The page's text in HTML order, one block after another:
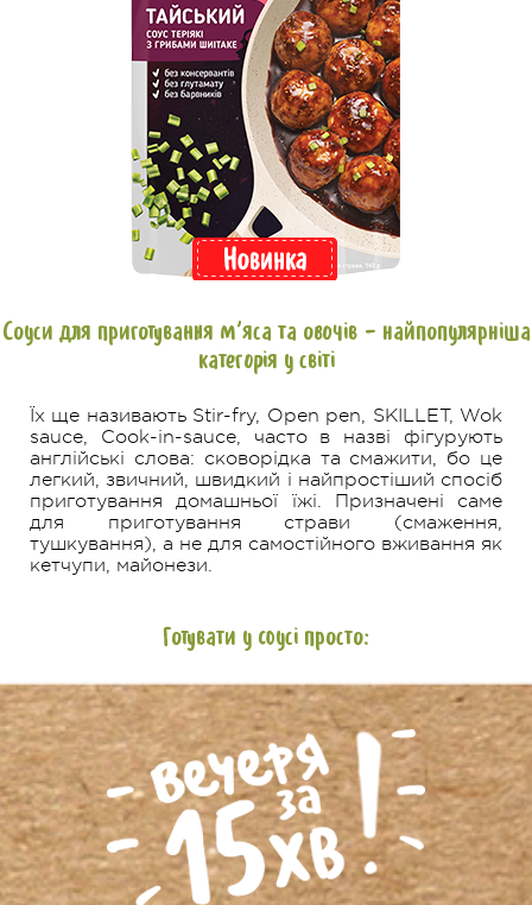
Соуси для приготування м’яса та овочів - найпопулярніша
категорія у світі
Їх ще називають Stir-fry, Open pen, SKILLET, Wok
sauce, Cook-in-sauce, часто в назві фігурують
англійські слова: сковорідка та смажити, бо це
легкий, звичний, швидкий і найпростіший спосіб
приготування домашньої їжі. Призначені саме
для приготування страви (смаження,
тушкування), а не для самостійного вживання як
кетчупи, майонези.
Готувати у соусі просто: